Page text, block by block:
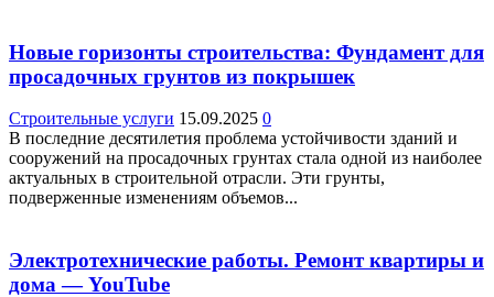
Новые горизонты строительства: Фундамент для
просадочных грунтов из покрышек
Строительные услуги 15.09.2025 0
В последние десятилетия проблема устойчивости зданий и
сооружений на просадочных грунтах стала одной из наиболее
актуальных в строительной отрасли. Эти грунты,
подверженные изменениям объемов...
Электротехнические работы. Ремонт квартиры и
дома — YouTube